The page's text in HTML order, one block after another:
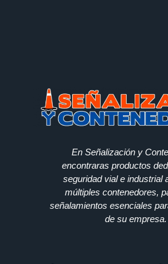
En Señalización y
encontraras productos
seguridad vial e industrial
múltiples contenedores,
señalamientos esenciales
de su empresa.